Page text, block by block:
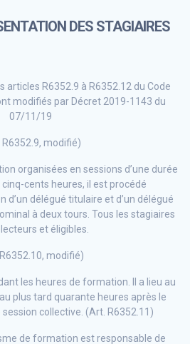
DES STAGIAIRES
articles R6352.9 à R6352.12 du Code
modifiés par Décret 2019-1143 du
07/11/19
R6352.9, modifié)
organisées en sessions d’une durée
cents heures, il est procédé
d’un délégué titulaire et d’un délégué
à deux tours. Tous les stagiaires
et éligibles.
modifié)
les heures de formation. Il a lieu au
plus tard quarante heures après le
collective. (Art. R6352.11)
de formation est responsable de